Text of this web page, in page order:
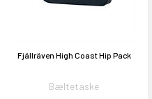
Fjällräven High Coast Hip Pack
Bæltetaske